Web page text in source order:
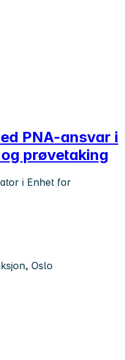
PNA-ansvar i
prøvetaking
i Enhet for
Oslo